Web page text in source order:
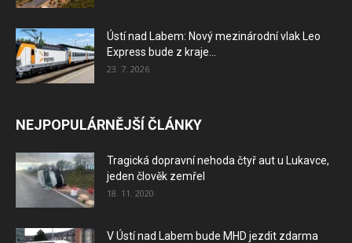
Ústí nad Labem: Nový mezinárodní vlak Leo
Express bude z kraje...
23. 7. 2026
NEJPOPULÁRNĚJŠÍ ČLÁNKY
Tragická dopravní nehoda čtyř aut u Lukavce,
jeden člověk zemřel
18. 11. 2020
V Ústí nad Labem bude MHD jezdit zdarma